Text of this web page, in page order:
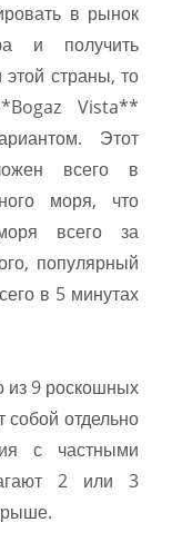
в рынок
и получить
страны, то
Vista**
Этот
всего в
моря, что
всего за
популярный
в 5 минутах
из 9 роскошных
собой отдельно
с частными
2 или 3